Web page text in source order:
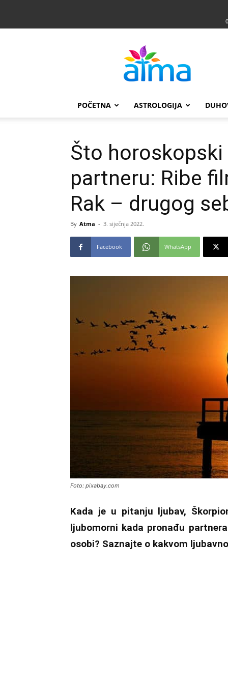
POČETNA ASTROLOGIJA
Što
partneru: Ribe
Rak – drugog
By Atma - 3. siječnja 2022.
Facebook WhatsApp
Foto: pixabay.com
Kada je u pitanju ljubav,
ljubomorni kada pronađu
osobi? Saznajte o kakvom